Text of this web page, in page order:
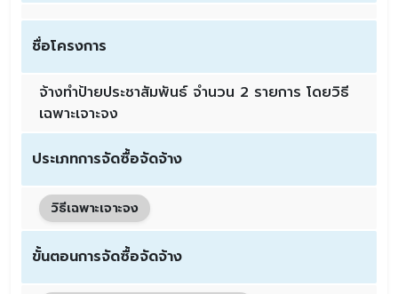
ชื่อโครงการ
จ้างทำป้ายประชาสัมพันธ์ จำนวน 2 รายการ โดยวิธี
เฉพาะเจาะจง
ประเภทการจัดซื้อจัดจ้าง
วิธีเฉพาะเจาะจง
ขั้นตอนการจัดซื้อจัดจ้าง